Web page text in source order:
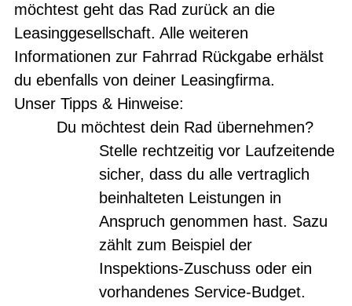
möchtest geht das Rad zurück an die
Leasinggesellschaft. Alle weiteren
Informationen zur Fahrrad Rückgabe erhälst
du ebenfalls von deiner Leasingfirma.
Unser Tipps & Hinweise:
Du möchtest dein Rad übernehmen?
Stelle rechtzeitig vor Laufzeitende
sicher, dass du alle vertraglich
beinhalteten Leistungen in
Anspruch genommen hast. Sazu
zählt zum Beispiel der
Inspektions-Zuschuss oder ein
vorhandenes Service-Budget.